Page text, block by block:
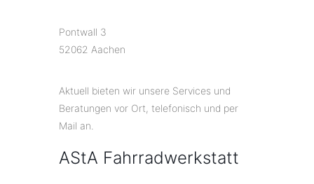
Pontwall 3
52062 Aachen
Aktuell bieten wir unsere Services und
Beratungen vor Ort, telefonisch und per
Mail an.
AStA Fahrradwerkstatt